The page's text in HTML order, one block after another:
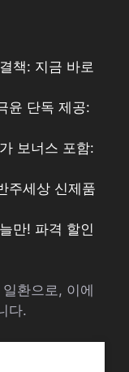
책: 지금 바로
윤 단독 제공:
보너스 포함:
주세상 신제품
만! 파격 할인
환으로, 이에
다.